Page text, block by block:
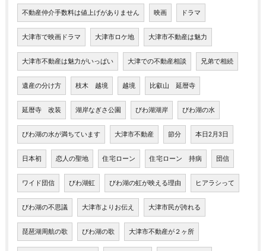
不動産仲介手数料は値上げがありません 映画 ドラマ
大津市で映画ドラマ 大津市ロケ地 大津市不動産は魅力
大津市不動産は魅力がいっぱい 大津での不動産相談 兄弟で相続
遺産の分け方 枝木 越境 越境 比叡山 延暦寺
延暦寺 改装 湖岸なぎさ公園 びわ湖湖岸 びわ湖の水
びわ湖の水が満ちています 大津市不動産 節分 本日2月3日
日本初 恋人の聖地 住宅ローン 住宅ローン 持病 団信
ワイド団信 びわ湖虹 びわ湖の虹が映える理由 ヒアラシって
びわ湖の不思議 大津市よりお伝え 大津市民が誇れる
琵琶湖周航の歌 びわ湖の歌 大津市不動産が２ヶ所